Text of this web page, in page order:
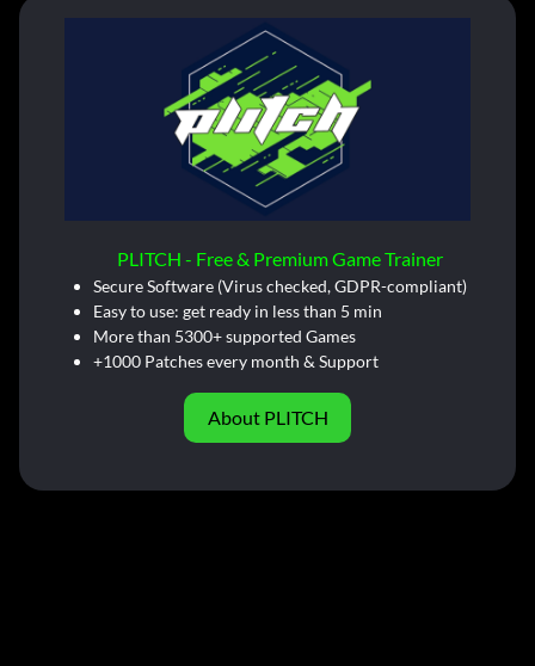
PLITCH - Free & Premium Game Trainer
Secure Software (Virus checked, GDPR-compliant)
Easy to use: get ready in less than 5 min
More than 5300+ supported Games
+1000 Patches every month & Support
About PLITCH